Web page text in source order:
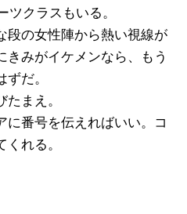
ツクラスもいる。
段の女性陣から熱い視線が
きみがイケメンなら、もう
だ。
まえ。
に番号を伝えればいい。コ
れる。